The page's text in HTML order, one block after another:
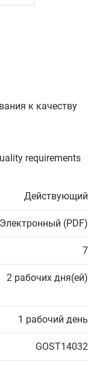
к качеству
requirements
Действующий
Электронный (PDF)
7
2 рабочих дня(ей)
1 рабочий день
GOST14032